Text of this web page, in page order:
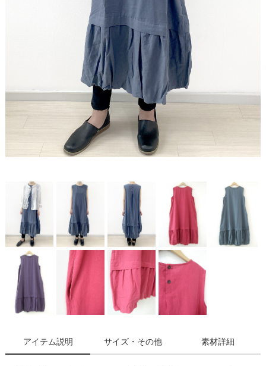
アイテム説明 サイズ・その他 素材詳細